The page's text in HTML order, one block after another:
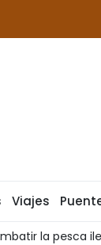
Viajes
la pesca